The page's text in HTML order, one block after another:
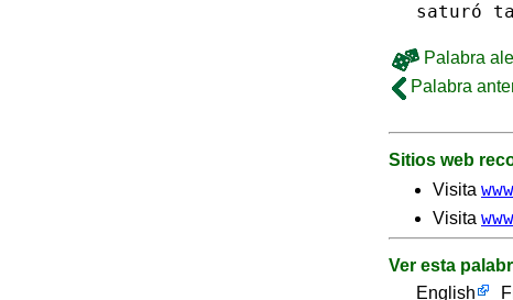
saturó
Palabra
Palabra
Sitios web
Visita
Visita
Ver esta
English